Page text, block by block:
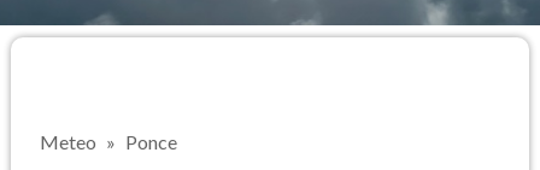
Meteo Ponce